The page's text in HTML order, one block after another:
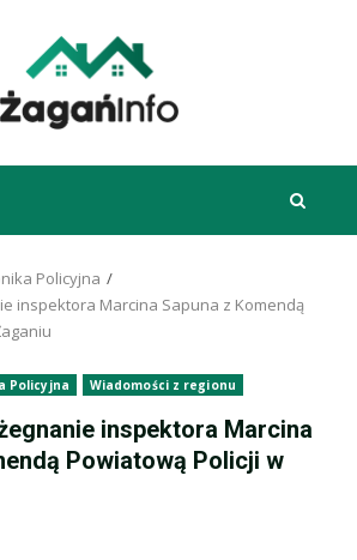
Policyjna
inspektora Marcina Sapuna z Komendą
Policyjna Wiadomości z regionu
inspektora Marcina
Powiatową Policji w